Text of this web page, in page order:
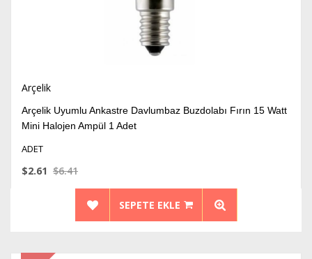
Arçelik
Arçelik Uyumlu Ankastre Davlumbaz Buzdolabı Fırın 15 Watt
Mini Halojen Ampül 1 Adet
ADET
$2.61 $6.41
SEPETE EKLE